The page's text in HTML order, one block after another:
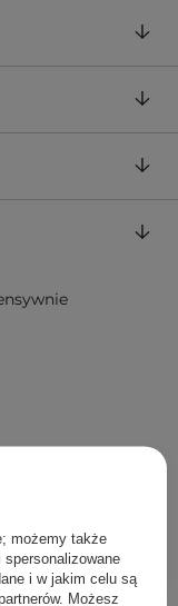
KOSZYKA
możemy także
i w jakim celu są
Możesz